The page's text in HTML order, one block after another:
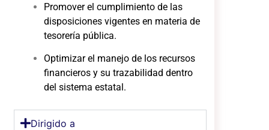
Promover el cumplimiento de las
disposiciones vigentes en materia de
tesorería pública.
Optimizar el manejo de los recursos
financieros y su trazabilidad dentro
del sistema estatal.
Dirigido a